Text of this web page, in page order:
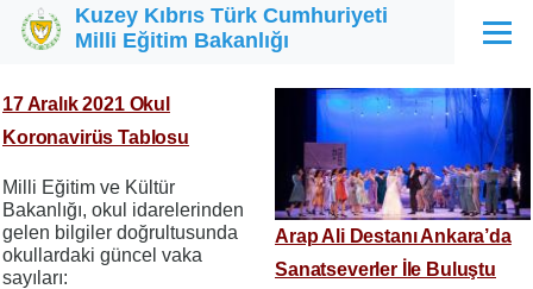
Ana içeriğe atla
Kuzey Kıbrıs Türk Cumhuriyeti
Milli Eğitim Bakanlığı
Menü
17 Aralık 2021 Okul
Koronavirüs Tablosu
Milli Eğitim ve Kültür
Bakanlığı, okul idarelerinden
gelen bilgiler doğrultusunda
okullardaki güncel vaka
sayıları:
Arap Ali Destanı Ankara’da
Sanatseverler İle Buluştu